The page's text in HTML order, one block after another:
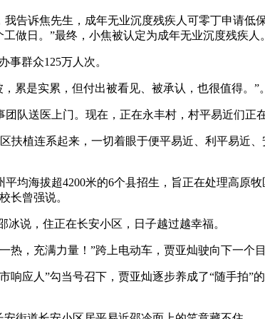
诉焦先生，成年无业沉度残疾人可零丁申请低
做日。”最终，小焦被认定为成年无业沉度残疾人
群众125万人次。
是实累，但付出被看见、被承认，也很值得。”。
送医上门。现在，正在永丰村，村平易近们正
植连系起来，一切着眼于便平易近、利平易近、
海拔超4200米的6个县招生，旨正在处理高原牧
长曾强说。
说，住正在长安小区，日子越过越幸福。
，充满力量！”跨上电动车，贾亚灿驶向下一个目
人”勾当号召下，贾亚灿逐步养成了“随手拍”